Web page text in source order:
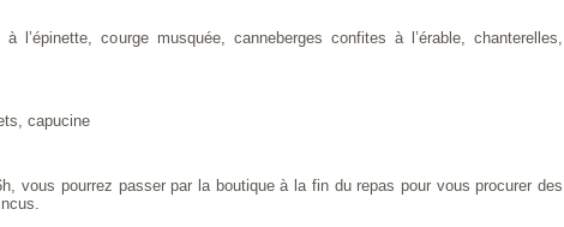
l’épinette, courge musquée, canneberges confites à l’érable, chanterelles,
capucine
vous pourrez passer par la boutique à la fin du repas pour vous procurer des